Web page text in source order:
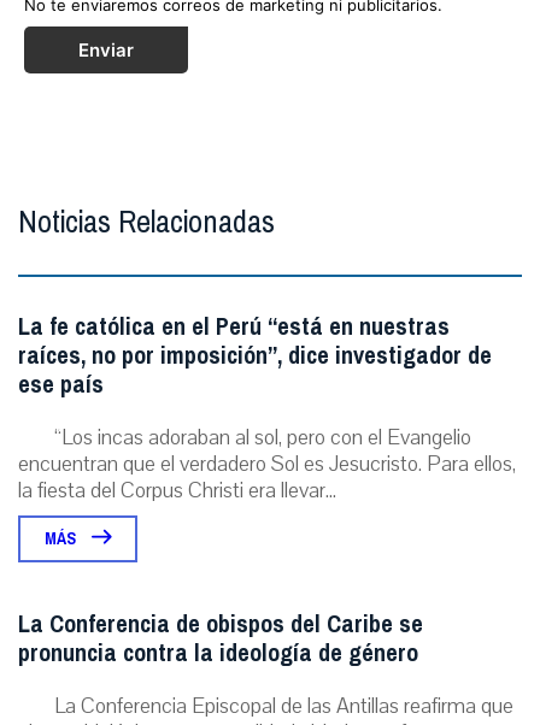
No te enviaremos correos de marketing ni publicitarios.
Enviar
Noticias Relacionadas
La fe católica en el Perú “está en nuestras
raíces, no por imposición”, dice investigador de
ese país
“Los incas adoraban al sol, pero con el Evangelio
encuentran que el verdadero Sol es Jesucristo. Para ellos,
la fiesta del Corpus Christi era llevar...
MÁS
La Conferencia de obispos del Caribe se
pronuncia contra la ideología de género
La Conferencia Episcopal de las Antillas reafirma que